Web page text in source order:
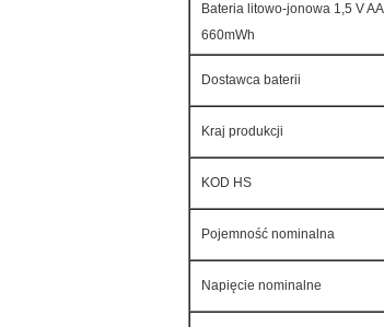
Bateria litowo-jonowa 1,5 V
660mWh
Dostawca baterii
Kraj produkcji
KOD HS
Pojemność nominalna
Napięcie nominalne